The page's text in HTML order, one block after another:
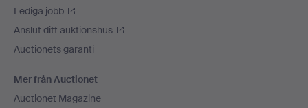
Lediga jobb
Anslut ditt auktionshus
Auctionets garanti
Mer från Auctionet
Auctionet Magazine